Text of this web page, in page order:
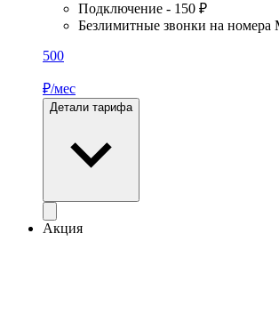
Подключение - 150 ₽
Безлимитные звонки на
500
₽/мес
Детали тарифа
Акция